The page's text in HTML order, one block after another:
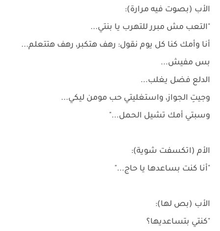
الأب (بصوت فيه مرارة):
"التعب مش مبرر للتهرب يا بنتي...
أنا وأمك كنا كل يوم نقول: رهف هتكبر، رهف هتتعلم...
بس مفيش...
الدلع فضل يغلب...
وجيتِ الجواز، واستغليتي حب مومن ليكي...
وسبتي أمك تشيل الحمل..."
الأم (اتكسفت شوية):
"أنا كنت بساعدها يا حاج..."
الأب (بص لها):
"كنتي بتساعديها؟